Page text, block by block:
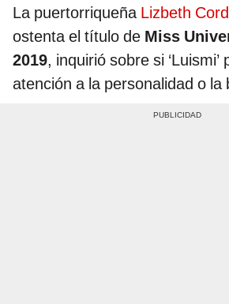
La puertorriqueña Lizbeth
ostenta el título de Miss
2019, inquirió sobre si
atención a la personalidad o la